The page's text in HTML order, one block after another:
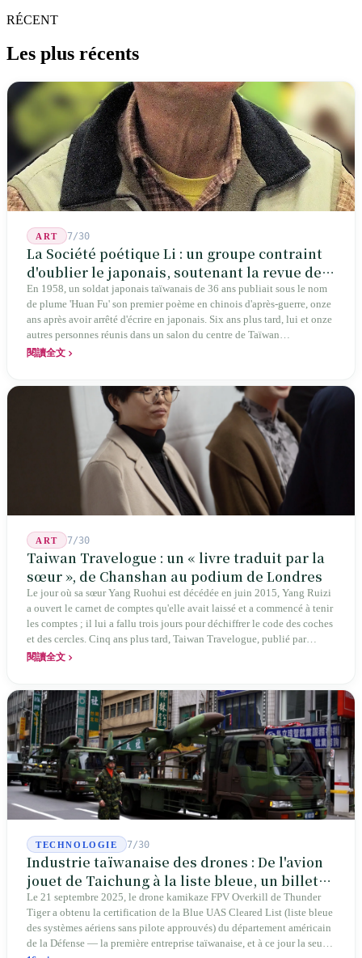
RÉCENT
Les plus récents
ART 7/30
La Société poétique Li : un groupe contraint
d'oublier le japonais, soutenant la revue de
poésie chinoise la plus ancienne de Taïwan
En 1958, un soldat japonais taïwanais de 36 ans publiait sous le nom
de plume 'Huan Fu' son premier poème en chinois d'après-guerre, onze
ans après avoir arrêté d'écrire en japonais. Six ans plus tard, lui et onze
autres personnes réunis dans un salon du centre de Taïwan
transformaient cette expérience de mutisme générationnel en une
jusqu'aux manuels scolaires du collège.
閱讀全文
ART 7/30
Taiwan Travelogue : un « livre traduit par la
sœur », de Chanshan au podium de Londres
Le jour où sa sœur Yang Ruohui est décédée en juin 2015, Yang Ruizi
a ouvert le carnet de comptes qu'elle avait laissé et a commencé à tenir
les comptes ; il lui a fallu trois jours pour déchiffrer le code des coches
et des cercles. Cinq ans plus tard, Taiwan Travelogue, publié par
Chanshan, portait la mention « par Chihako Aoyama, traduit par Yang
traduit un livre inexistant sous le nom de sa sœur.
閱讀全文
TECHNOLOGIE 7/30
Industrie taïwanaise des drones : De l'avion
jouet de Taichung à la liste bleue, un billet
d'entrée pour Thunder Tiger
Le 21 septembre 2025, le drone kamikaze FPV Overkill de Thunder
Tiger a obtenu la certification de la Blue UAS Cleared List (liste bleue
des systèmes aériens sans pilote approuvés) du département américain
de la Défense — la première entreprise taïwanaise, et à ce jour la seule.